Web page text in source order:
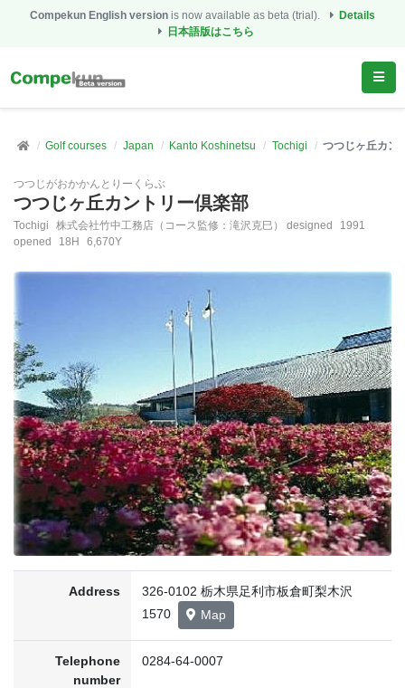
Compekun English version is now available as beta (trial).
Details
日本語版はこちら
Golf courses Japan Kanto Koshinetsu Tochigi つつじヶ丘カン
つつじがおかかんとりーくらぶ
つつじヶ丘カントリー倶楽部
Tochigi 株式会社竹中工務店（コース監修：滝沢克巳） designed
1991
opened
18H 6,670Y
Address
326-0102 栃木県足利市板倉町梨木沢
1570
Map
Telephone
number
0284-64-0007